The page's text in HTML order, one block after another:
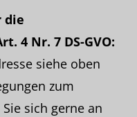
die
4 Nr. 7 DS-GVO:
siehe oben
zum
sich gerne an